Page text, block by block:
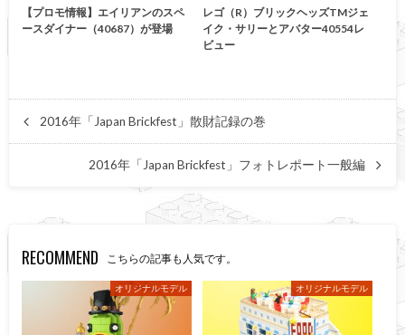
【プロモ情報】エイリアンのスペ
ースダイナー（40687）が登場
レゴ（R）ブリックヘッズTMジェ
イク・サリーとアバター40554レ
ビュー
2016年「Japan Brickfest」散財記録の巻
2016年「Japan Brickfest」フォトレポート一般編
RECOMMEND こちらの記事も人気です。
オリジナルモデル オリジナルモデル